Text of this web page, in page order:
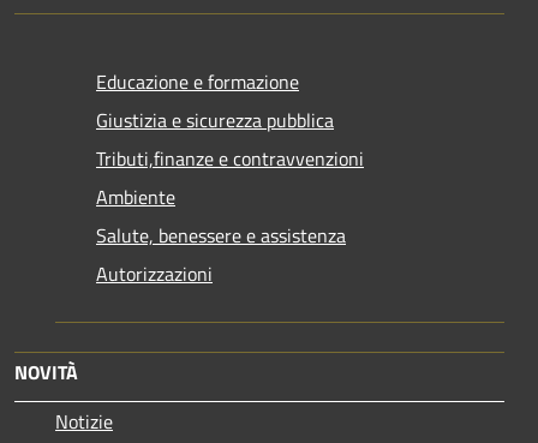
Educazione e formazione
Giustizia e sicurezza pubblica
Tributi,finanze e contravvenzioni
Ambiente
Salute, benessere e assistenza
Autorizzazioni
NOVITÀ
Notizie